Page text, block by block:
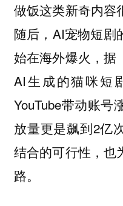
做饭这类新奇内容
随后，AI宠物短剧
始在海外爆火，据
AI生成的猫咪短
YouTube带动账号
放量更是飙到2亿
结合的可行性，也
路。